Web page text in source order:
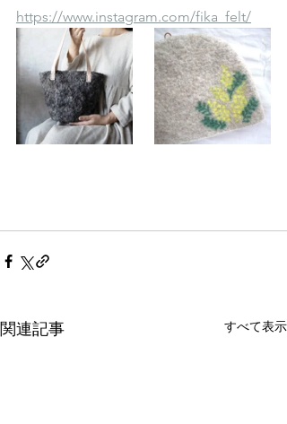
https://www.instagram.com/fika_felt/
関連記事 すべて表示